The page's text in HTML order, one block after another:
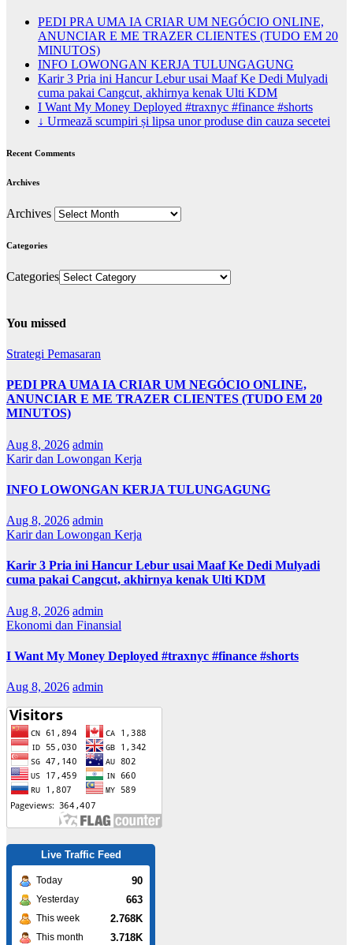
PEDI PRA UMA IA CRIAR UM NEGÓCIO ONLINE,
ANUNCIAR E ME TRAZER CLIENTES (TUDO EM 20
MINUTOS)
INFO LOWONGAN KERJA TULUNGAGUNG
Karir 3 Pria ini Hancur Lebur usai Maaf Ke Dedi Mulyadi
cuma pakai Cangcut, akhirnya kenak Ulti KDM
I Want My Money Deployed #traxnyc #finance #shorts
↓ Urmează scumpiri și lipsa unor produse din cauza secetei
Recent Comments
Archives
Archives
Categories
Categories
You missed
Strategi Pemasaran
PEDI PRA UMA IA CRIAR UM NEGÓCIO ONLINE,
ANUNCIAR E ME TRAZER CLIENTES (TUDO EM 20
MINUTOS)
Aug 8, 2026 admin
Karir dan Lowongan Kerja
INFO LOWONGAN KERJA TULUNGAGUNG
Aug 8, 2026 admin
Karir dan Lowongan Kerja
Karir 3 Pria ini Hancur Lebur usai Maaf Ke Dedi Mulyadi
cuma pakai Cangcut, akhirnya kenak Ulti KDM
Aug 8, 2026 admin
Ekonomi dan Finansial
I Want My Money Deployed #traxnyc #finance #shorts
Aug 8, 2026 admin
Live Traffic Feed
Today 90
Yesterday 663
This week 2.768K
This month 3.718K